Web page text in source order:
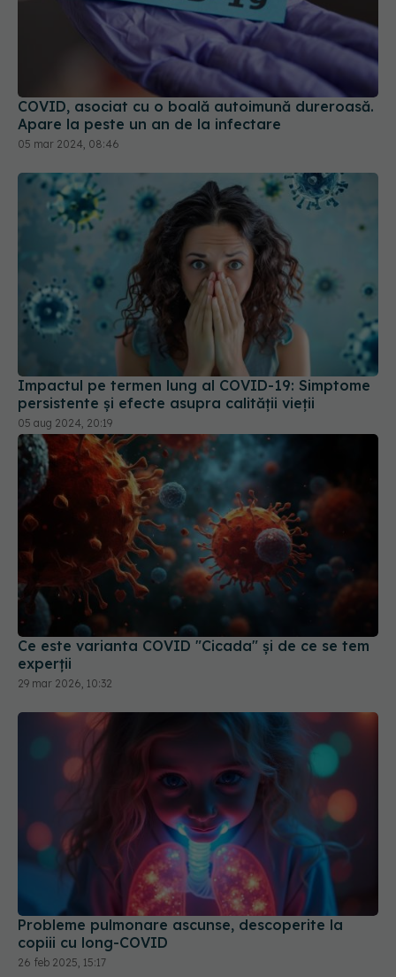
COVID, asociat cu o boală autoimună dureroasă.
Apare la peste un an de la infectare
05 mar 2024, 08:46
Impactul pe termen lung al COVID-19: Simptome
persistente și efecte asupra calității vieții
05 aug 2024, 20:19
Ce este varianta COVID "Cicada" și de ce se tem
experții
29 mar 2026, 10:32
Probleme pulmonare ascunse, descoperite la
copiii cu long-COVID
26 feb 2025, 15:17